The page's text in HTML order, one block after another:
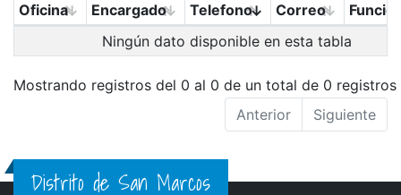
Oficina Encargado Telefono Correo
Ningún dato disponible en esta tabla
Mostrando registros del 0 al 0 de un total de 0 registros
Anterior
Siguiente
Distrito de San Marcos